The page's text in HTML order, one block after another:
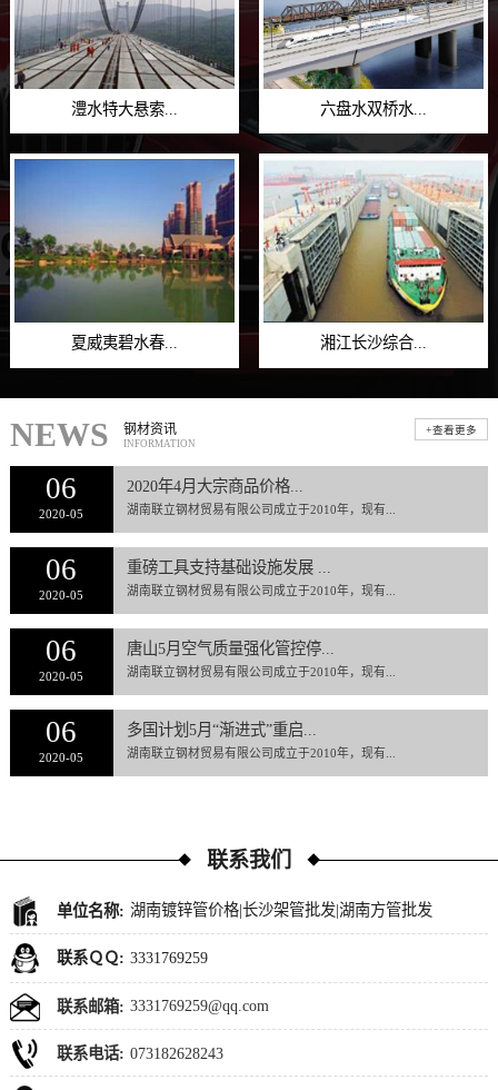
澧水特大悬索... 六盘水双桥水...
夏威夷碧水春... 湘江长沙综合...
NEWS 钢材资讯
INFORMATION
+查看更多
06
2020-05
2020年4月大宗商品价格...
湖南联立钢材贸易有限公司成立于2010年，现有...
06
2020-05
重磅工具支持基础设施发展 ...
湖南联立钢材贸易有限公司成立于2010年，现有...
06
2020-05
唐山5月空气质量强化管控停...
湖南联立钢材贸易有限公司成立于2010年，现有...
06
2020-05
多国计划5月“渐进式”重启...
湖南联立钢材贸易有限公司成立于2010年，现有...
联系我们
单位名称: 湖南镀锌管价格|长沙架管批发|湖南方管批发
联系ＱＱ: 3331769259
联系邮箱: 3331769259@qq.com
联系电话: 073182628243